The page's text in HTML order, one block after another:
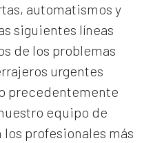
automatismos y
siguientes líneas
de los problemas
urgentes
precedentemente
equipo de
profesionales más